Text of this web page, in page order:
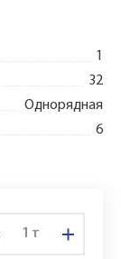
1
32
Однорядная
6
т